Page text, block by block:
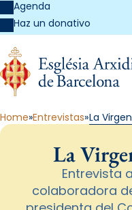
Agenda
Haz un donativo
Home Entrevistas La
La
Entrevista
colaboradora